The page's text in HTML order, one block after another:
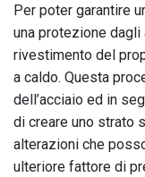
Per poter garantire
una protezione
rivestimento del
a caldo. Questa
dell’acciaio ed in
di creare uno strato
alterazioni che
ulteriore fattore di